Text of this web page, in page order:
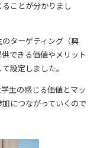
ことが分かりまし
のターゲティング（興
できる価値やメリット
設定しました。
生の感じる価値とマッ
につながっていくので